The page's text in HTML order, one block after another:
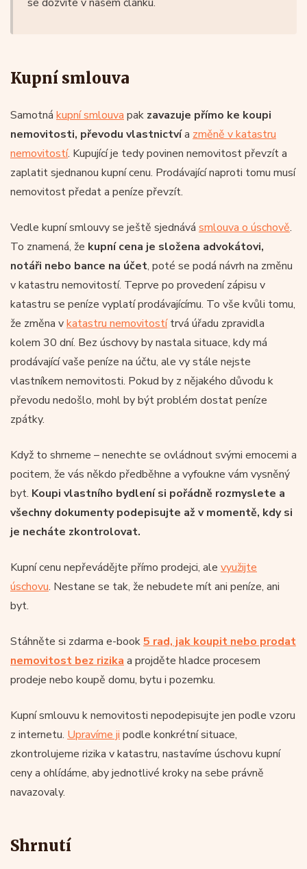
Kupní smlouva
Samotná kupní smlouva pak zavazuje přímo ke koupi
nemovitosti, převodu vlastnictvía změně v katastru
nemovitostí. Kupující je tedy povinen nemovitost převzít a
zaplatit sjednanou kupní cenu. Prodávající naproti tomu musí
nemovitost předat a peníze převzít.
Vedle kupní smlouvy se ještě sjednává smlouva o úschově.
To znamená, že kupní cena je složena advokátovi,
notáři nebo bance na účet, poté se podá návrh na změnu
v katastru nemovitostí. Teprve po provedení zápisu v
katastru se peníze vyplatí prodávajícímu. To vše kvůli tomu,
že změna vkatastru nemovitostítrvá úřadu zpravidla
kolem 30 dní. Bez úschovy by nastala situace, kdy má
prodávající vaše peníze na účtu, ale vy stále nejste
vlastníkem nemovitosti. Pokud by z nějakého důvodu k
převodu nedošlo, mohl by být problém dostat peníze
zpátky.
Když to shrneme – nenechte se ovládnout svými emocemi a
pocitem, že vás někdo předběhne a vyfoukne vám vysněný
byt. Koupi vlastního bydlení si pořádně rozmyslete a
všechny dokumenty podepisujte až v momentě, kdy si
je necháte zkontrolovat.
Kupní cenu nepřevádějte přímo prodejci, ale využijte
úschovu. Nestane se tak, že nebudete mít ani peníze, ani
byt.
Stáhněte si zdarma e-book5 rad, jak koupit nebo prodat
nemovitost bez rizika a projděte hladce procesem
prodeje nebo koupě domu, bytu i pozemku.
Kupní smlouvu k nemovitosti nepodepisujte jen podle vzoru
z internetu. Upravíme ji podle konkrétní situace,
zkontrolujeme rizika v katastru, nastavíme úschovu kupní
ceny a ohlídáme, aby jednotlivé kroky na sebe právně
navazovaly.
Shrnutí